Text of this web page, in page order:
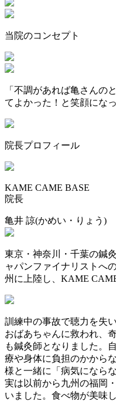
当院のコンセプト
「不調があれば亀さんの
てよかった！と笑顔にな
院長プロフィール
KAME CAME BASE
院長
亀井 諒(かめい・りょう)
東京・神奈川・千葉の鍼
ャパンファイナリストへ
州に上陸し、KAME
訓練中の事故で聴力を失
おばあちゃんに救われ、
も鍼灸師となりました。
療や身体に負担のかから
様と一緒に「病気になら
実は以前から九州の福岡
いました。食べ物が美味